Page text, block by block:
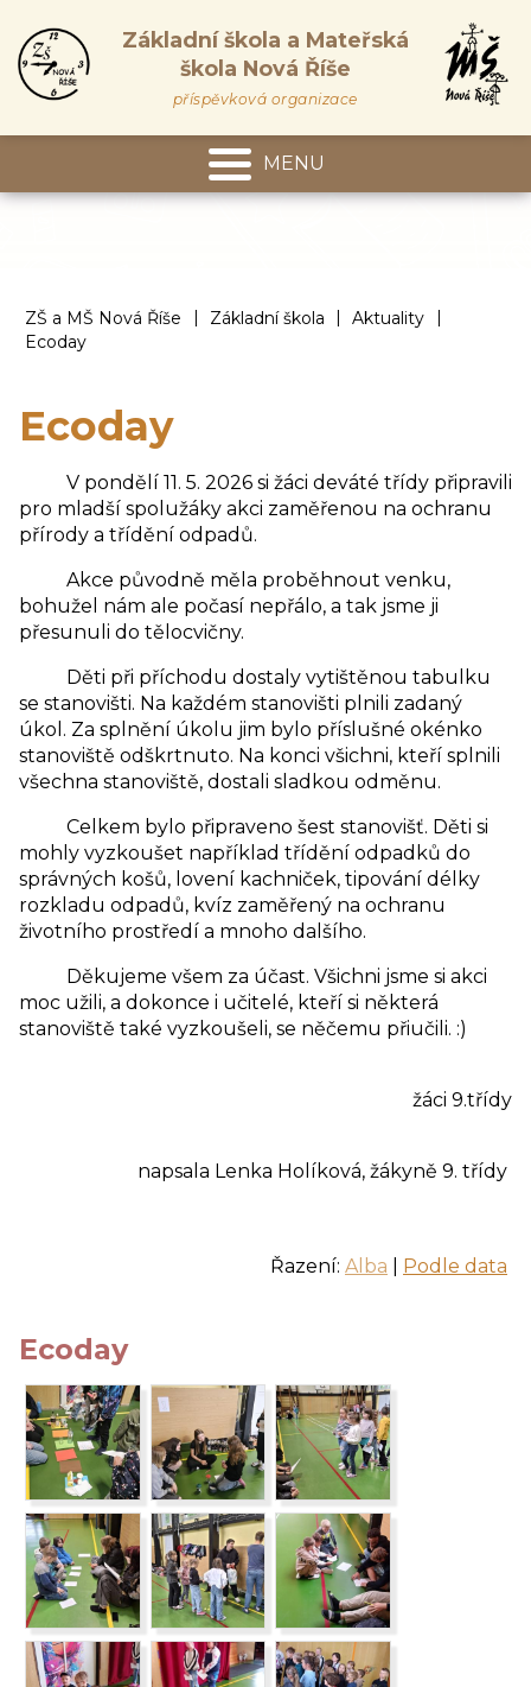
Základní škola a Mateřská
škola Nová Říše
příspěvková organizace
MENU
ZŠ a MŠ Nová Říše | Základní škola | Aktuality
|
Ecoday
Ecoday
V pondělí 11. 5. 2026 si žáci deváté třídy připravili
pro mladší spolužáky akci zaměřenou na ochranu
přírody a třídění odpadů.
Akce původně měla proběhnout venku,
bohužel nám ale počasí nepřálo, a tak jsme ji
přesunuli do tělocvičny.
Děti při příchodu dostaly vytištěnou tabulku
se stanovišti. Na každém stanovišti plnili zadaný
úkol. Za splnění úkolu jim bylo příslušné okénko
stanoviště odškrtnuto. Na konci všichni, kteří splnili
všechna stanoviště, dostali sladkou odměnu.
Celkem bylo připraveno šest stanovišť. Děti si
mohly vyzkoušet například třídění odpadků do
správných košů, lovení kachniček, tipování délky
rozkladu odpadů, kvíz zaměřený na ochranu
životního prostředí a mnoho dalšího.
Děkujeme všem za účast. Všichni jsme si akci
moc užili, a dokonce i učitelé, kteří si některá
stanoviště také vyzkoušeli, se něčemu přiučili. :)
žáci 9.třídy
napsala Lenka Holíková, žákyně 9. třídy
Řazení: Alba Podle data
Ecoday